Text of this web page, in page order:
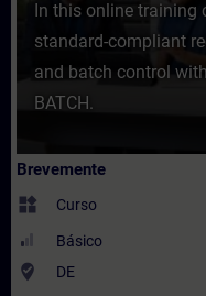
In this online training
standard-compliant
and batch control
BATCH.
Brevemente
widgets Curso
Básico
where_to_vote DE